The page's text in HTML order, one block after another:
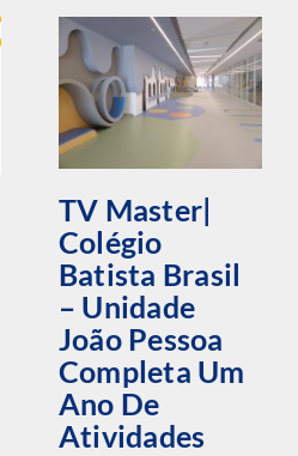
TV Master|
Colégio
Batista Brasil
– Unidade
João Pessoa
Completa Um
Ano De
Atividades